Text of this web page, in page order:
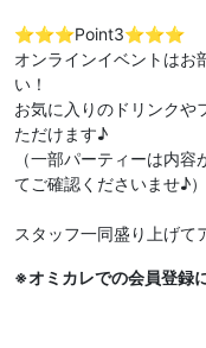
⭐️⭐️⭐️Point3⭐️⭐️⭐️
オンラインイベントはお
い！
お気に入りのドリンクや
ただけます♪
（一部パーティーは内
てご確認くださいませ♪）
スタッフ一同盛り上げて
※オミカレでの会員登録